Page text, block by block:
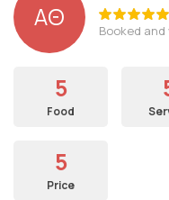
ΑΘ Booked
5
Food
5
Price